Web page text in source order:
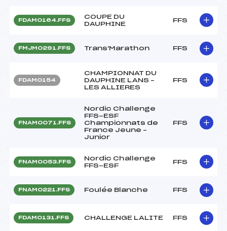
FDAM0164.FFS
COUPE DU
DAUPHINE
FFS
FMJM0291.FFS Trans'Marathon FFS
FDAM0154
CHAMPIONNAT DU
DAUPHINE LANS –
LES ALLIERES
FFS
FNAM0071.FFS
Nordic Challenge
FFS-ESF
Championnats de
France Jeune –
Junior
FFS
FNAM0053.FFS
Nordic Challenge
FFS-ESF
FFS
FNAM0221.FFS Foulée Blanche FFS
FDAM0131.FFS CHALLENGE LALITE FFS